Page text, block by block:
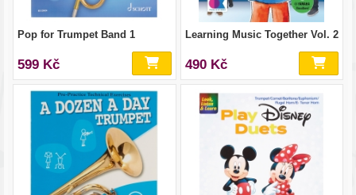
Pop for Trumpet Band 1
599 Kč
Learning Music Together Vol. 2
490 Kč